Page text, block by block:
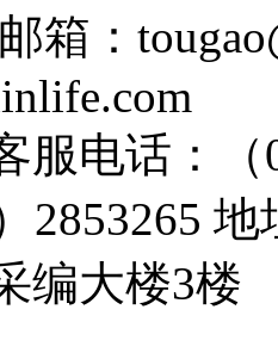
箱：
服电话：（
2853265
编大楼3楼